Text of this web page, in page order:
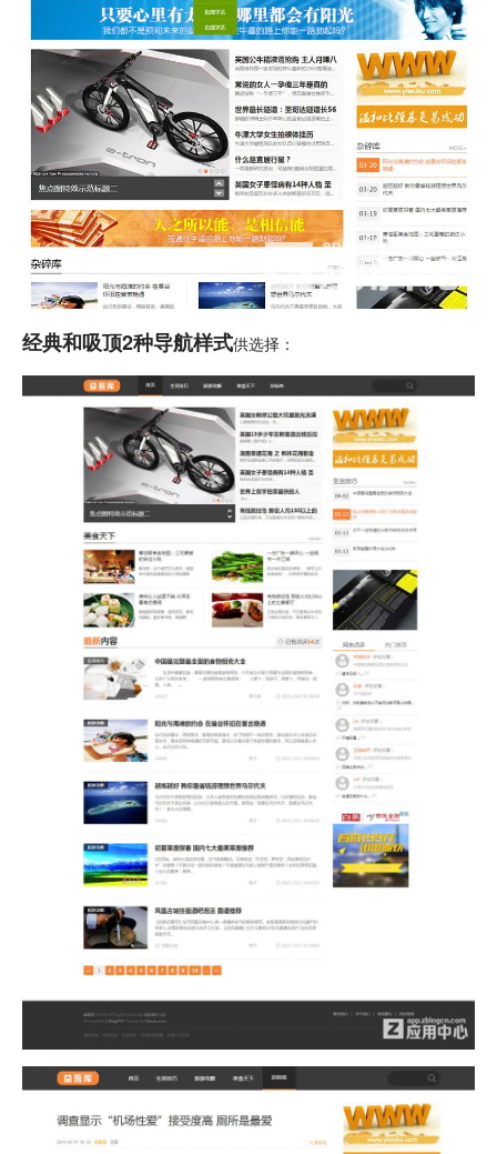
经典和吸顶2种导航样式供选择：